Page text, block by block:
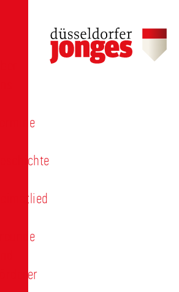
Termine
Geschichte
Heimatlied
Freunde
Förderer